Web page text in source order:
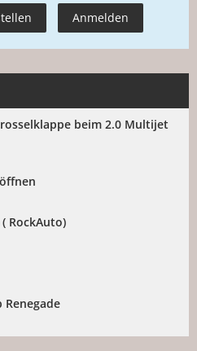
Anmelden
beim 2.0 Multijet
RockAuto)
Renegade